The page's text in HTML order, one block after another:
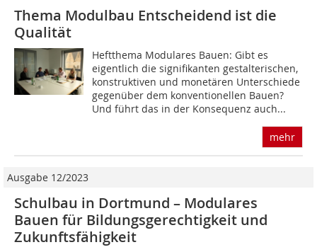
Thema Modulbau Entscheidend ist die
Qualität
Heftthema Modulares Bauen: Gibt es
eigentlich die signifikanten gestalterischen,
konstruktiven und monetären Unterschiede
gegenüber dem konventionellen Bauen?
Und führt das in der Konsequenz auch...
mehr
Ausgabe 12/2023
Schulbau in Dortmund – Modulares
Bauen für Bildungsgerechtigkeit und
Zukunftsfähigkeit